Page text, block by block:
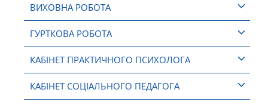
ВИХОВНА РОБОТА
ГУРТКОВА РОБОТА
КАБІНЕТ ПРАКТИЧНОГО ПСИХОЛОГА
КАБІНЕТ СОЦІАЛЬНОГО ПЕДАГОГА